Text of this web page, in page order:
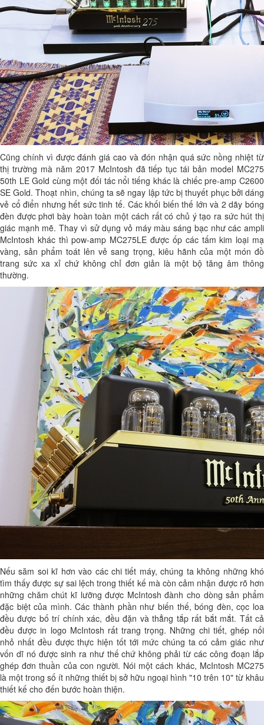
Cũng chính vì được đánh giá cao và đón nhận quá sức nồng nhiệt từ
thị trường mà năm 2017 McIntosh đã tiếp tục tái bản model MC275
50th LE Gold cùng một đối tác nổi tiếng khác là chiếc pre-amp C2600
SE Gold. Thoạt nhìn, chúng ta sẽ ngay lập tức bị thuyết phục bởi dáng
vẻ cổ điển nhưng hết sức tinh tế. Các khối biến thế lớn và 2 dãy bóng
đèn được phơi bày hoàn toàn một cách rất có chủ ý tạo ra sức hút thị
giác mạnh mẽ. Thay vì sử dụng vỏ máy màu sáng bạc như các ampli
McIntosh khác thì pow-amp MC275LE được ốp các tấm kim loại mạ
vàng, sản phẩm toát lên vẻ sang trọng, kiêu hãnh của một món đồ
trang sức xa xỉ chứ không chỉ đơn giản là một bộ tăng âm thông
thường.
Nếu săm soi kĩ hơn vào các chi tiết máy, chúng ta không những khó
tìm thấy được sự sai lệch trong thiết kế mà còn cảm nhận được rõ hơn
những chăm chút kĩ lưỡng được McIntosh đành cho dòng sản phẩm
đặc biệt của mình. Các thành phần như biến thế, bóng đèn, cọc loa
đều được bố trí chính xác, đều đặn và thẳng tắp rất bắt mắt. Tất cả
đều được in logo McIntosh rất trang trọng. Những chi tiết, ghép nối
nhỏ nhất đều được thực hiện tốt tới mức chúng ta có cảm giác như
vốn dĩ nó được sinh ra như thế chứ không phải từ các công đoạn lắp
ghép đơn thuần của con người. Nói một cách khác, McIntosh MC275
là một trong số ít những thiết bị sở hữu ngoại hình "10 trên 10" từ khâu
thiết kế cho đến bước hoàn thiện.